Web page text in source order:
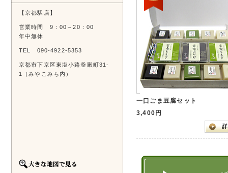
【京都駅店】
営業時間 9：00～20：00
年中無休
TEL 090-4922-5353
京都市下京区東塩小路釜殿町31-
1（みやこみち内）
一口ごま豆腐セット
3,400円